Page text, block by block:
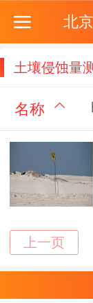
北
土壤侵蚀量
名称